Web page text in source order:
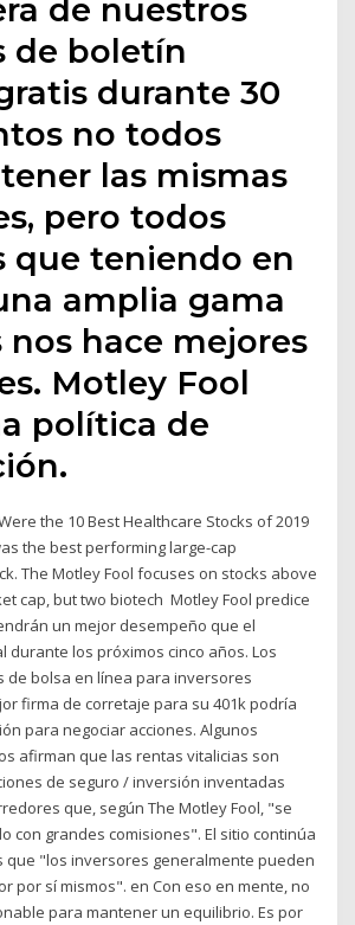
de nuestros
de boletín
durante 30
no todos
las mismas
pero todos
que teniendo en
amplia gama
nos hace mejores
Motley Fool
política de
the 10 Best Healthcare Stocks of 2019
the best performing large-cap
The Motley Fool focuses on stocks above
cap, but two biotech Motley Fool predice
un mejor desempeño que el
durante los próximos cinco años. Los
de bolsa en línea para inversores
firma de corretaje para su 401k podría
para negociar acciones. Algunos
afirman que las rentas vitalicias son
de seguro / inversión inventadas
que, según The Motley Fool, "se
con grandes comisiones". El sitio continúa
que "los inversores generalmente pueden
por sí mismos". en Con eso en mente, no
para mantener un equilibrio. Es por